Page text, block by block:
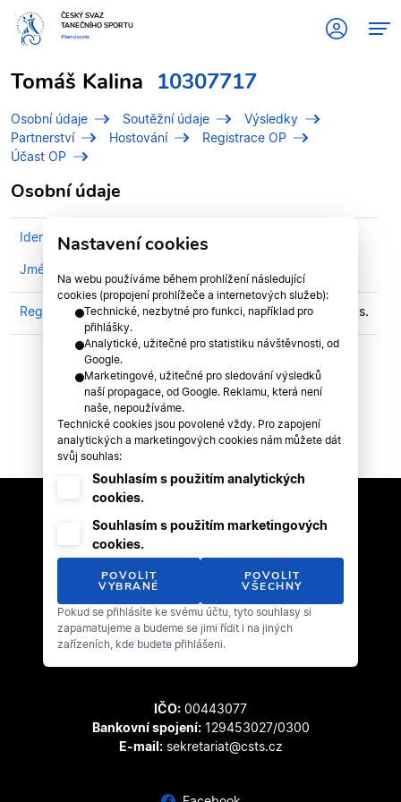
ČESKÝ SVAZ
TANEČNÍHO SPORTU
#tanciscsts
Tomáš Kalina 10307717
Osobní údaje Soutěžní údaje
Výsledky
Partnerství
Hostování
Registrace OP
Účast OP
Osobní údaje
Identifikační číslo (IDT)
Jméno
Registrován v klubu CTS PERFECT Pardubice, z.s.
Český svaz tanečního sportu
Zátopkova 100/2
169 00 Praha 6 - Břevnov
IČO: 00443077
Bankovní spojení:129453027/0300
E-mail:sekretariat@csts.cz
Nastavení cookies
Na webu používáme během prohlížení následující
cookies (propojení prohlížeče a internetových služeb):
Technické, nezbytné pro funkci, například pro
přihlášky.
Analytické, užitečné pro statistiku návštěvnosti, od
Google.
Marketingové, užitečné pro sledování výsledků
naší propagace, od Google. Reklamu, která není
naše, nepoužíváme.
Technické cookies jsou povolené vždy. Pro zapojení
analytických a marketingových cookies nám můžete dát
svůj souhlas:
Souhlasím s použitím analytických
cookies.
Souhlasím s použitím marketingových
cookies.
POVOLIT
VYBRANÉ
POVOLIT
VŠECHNY
Pokud se přihlásíte ke svému účtu, tyto souhlasy si
zapamatujeme a budeme se jimi řídit i na jiných
zařízeních, kde budete přihlášeni.